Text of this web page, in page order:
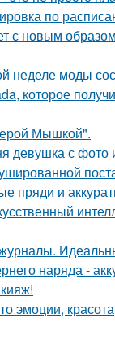
по
с новым
неделе моды
которое
Мышкой".
девушка с фото
пряди и
наряда -
эмоции,